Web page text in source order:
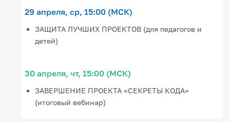
29 апреля, ср, 15:00 (МСК)
ЗАЩИТА ЛУЧШИХ ПРОЕКТОВ (для педагогов и
детей)
30 апреля, чт, 15:00 (МСК)
ЗАВЕРШЕНИЕ ПРОЕКТА «СЕКРЕТЫ КОДА»
(итоговый вебинар)